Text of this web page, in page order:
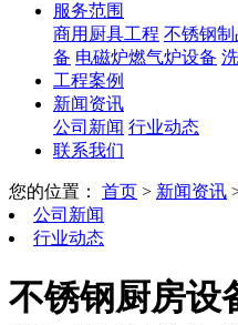
服务范围
商用厨具工程 不锈钢制
备 电磁炉燃气炉设备
工程案例
新闻资讯
公司新闻 行业动态
联系我们
您的位置： 首页 > 新闻资讯
公司新闻
行业动态
不锈钢厨房设